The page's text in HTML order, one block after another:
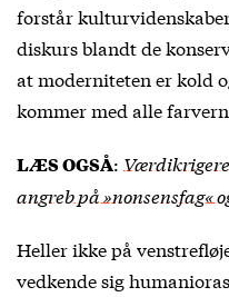
forstår
diskurs blandt de
at moderniteten er kold
kommer med alle
LÆS OGSÅ:
angreb på »nonsensfag«
Heller ikke på
vedkende sig